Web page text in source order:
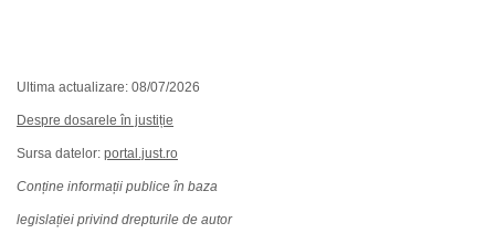
Ultima actualizare: 08/07/2026
Despre dosarele în justiție
Sursa datelor: portal.just.ro
Conține informații publice în baza
legislației privind drepturile de autor